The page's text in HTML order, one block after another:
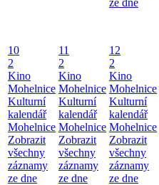
10
2
Kino
Mohelnice
Kulturní
kalendář
Mohelnice
Zobrazit
všechny
záznamy
ze dne
11
2
Kino
Mohelnice
Kulturní
kalendář
Mohelnice
Zobrazit
všechny
záznamy
ze dne
12
2
Kino
Mohelnice
Kulturní
kalendář
Mohelnice
Zobrazit
všechny
záznamy
ze dne